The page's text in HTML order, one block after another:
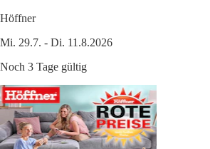
Höffner
Mi. 29.7. - Di. 11.8.2026
Noch 3 Tage gültig